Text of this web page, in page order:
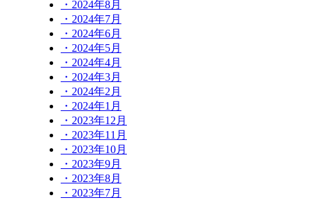
・2024年8月
・2024年7月
・2024年6月
・2024年5月
・2024年4月
・2024年3月
・2024年2月
・2024年1月
・2023年12月
・2023年11月
・2023年10月
・2023年9月
・2023年8月
・2023年7月